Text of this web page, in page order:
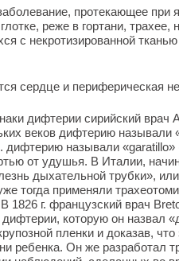
протекающее при
реже в гортани, трахее,
с некротизированной
сердце и периферическая
дифтерии сирийский врач
веков дифтерию называли
называли «garatillo»
от удушья. В Италии,
дыхательной трубки»,
тогда применяли
1826 г. французский врач
которую он назвал
пленки и доказав,
ребенка. Он же разработал